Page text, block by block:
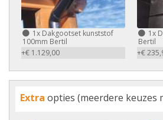
1x Dakgootset kunststof
100mm Bertil
+€ 1.129,00
1x
Bertil
+€
Extra opties (meerdere keuzes